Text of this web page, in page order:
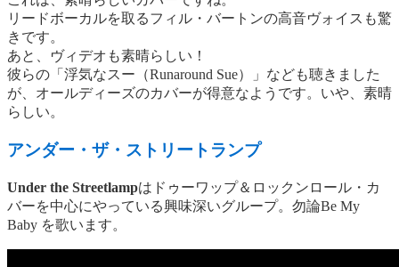
リードボーカルを取るフィル・バートンの高音ヴォイスも驚
きです。
あと、ヴィデオも素晴らしい！
彼らの「浮気なスー（Runaround Sue）」なども聴きました
が、オールディーズのカバーが得意なようです。いや、素晴
らしい。
アンダー・ザ・ストリートランプ
Under the Streetlampはドゥーワップ＆ロックンロール・カ
バーを中心にやっている興味深いグループ。勿論Be My
Baby を歌います。